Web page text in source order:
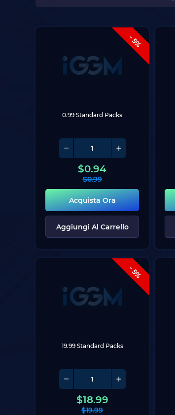
- 5%
0.99 Standard Packs
$0.94
$0.99
Acquista Ora
Aggiungi Al Carrello
- 5%
19.99 Standard Packs
$18.99
$19.99